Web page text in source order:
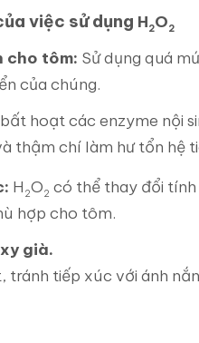
việc sử dụng H2O2
cho tôm: Sử dụng quá
của chúng.
hoạt các enzyme nội
thậm chí làm hư tổn hệ
H 2O2 có thể thay đổi
hợp cho tôm.
già.
tiếp xúc với ánh